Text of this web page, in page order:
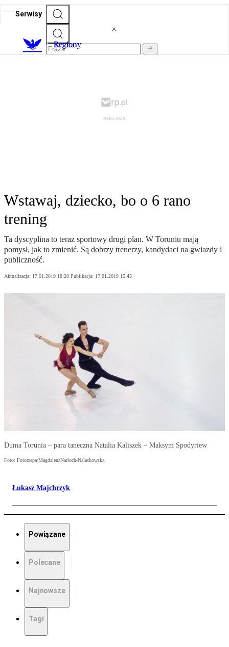
Serwisy
Regiony
Wstawaj, dziecko, bo o 6 rano
trening
Ta dyscyplina to teraz sportowy drugi plan. W Toruniu mają
pomysł, jak to zmienić. Są dobrzy trenerzy, kandydaci na gwiazdy i
publiczność.
Aktualizacja: 17.01.2019 18:20 Publikacja: 17.01.2019 15:45
Duma Torunia – para taneczna Natalia Kaliszek – Maksym Spodyriew
Foto: Fotorzepa/MagdalenaNarloch-Nalaskowska
Łukasz Majchrzyk
Powiązane
Polecane
Najnowsze
Tagi